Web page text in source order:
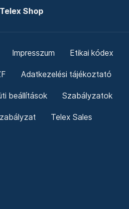
Telex Shop
Impresszum Etikai kódex
Adatkezelési tájékoztató
beállítások Szabályzatok
Telex Sales